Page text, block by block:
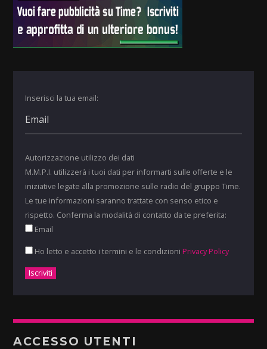
Inserisci la tua email:
Autorizzazione utilizzo dei dati
M.M.P.I. utilizzerà i tuoi dati per informarti sulle offerte e le
iniziative legate alla promozione sulle radio del gruppo Time.
Le tue informazioni saranno trattate con senso etico e
rispetto. Conferma la modalità di contatto da te preferita:
Email
Ho letto e accetto i termini e le condizioni Privacy Policy
ACCESSO UTENTI